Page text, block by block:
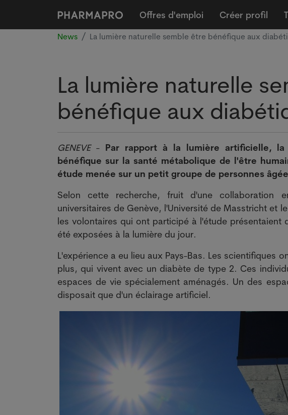
Offres d'emploi Créer profil
News La lumière naturelle semble être bénéfique aux
La lumière naturelle
bénéfique aux
GENEVE- Par rapport à la lumière artificielle,
bénéfique sur la santé métabolique de l'être
étude menée sur un petit groupe de personnes
Selon cette recherche, fruit d'une collaboration
universitaires de Genève, l'Université de Masstricht et
les volontaires qui ont participé à l'étude
été exposées à la lumière du jour.
L'expérience a eu lieu aux Pays-Bas. Les scientifiques
plus, qui vivent avec un diabète de type 2. Ces
espaces de vie spécialement aménagés. Un des
disposait que d'un éclairage artificiel.